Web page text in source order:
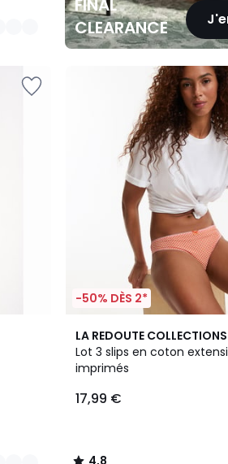
FINAL
CLEARANCE
-50% DÈS 2*
LA REDOUTE COLLECTIONS
Lot 3 slips en coton
imprimés
17,99 €
4,8
/ 5
4,8